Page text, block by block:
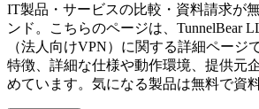
IT製品・サービスの比較・資料請求が
ンド。こちらのページは、 TunnelBear
（法人向けVPN）に関する詳細ページ
特徴、詳細な仕様や動作環境、提供元
めています。気になる製品は無料で資